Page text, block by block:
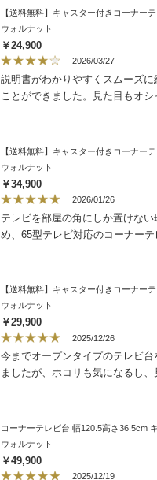
すが、ビデオなどの配線は繋ぎ易
だ、引き出しがある分、棚が１つ
で、コの字棚を入れて2段にし、
ケーブルテレビ受信機、HDDを入
私は引き出しよりも棚がある物が
す。あと、テレビが55型なら棚の
良いと思いますが、50型テレビだ
は、工夫次第だと思うので、割
高級感もあり、部屋に納まり、大
ウォルナット
￥24,900
2026/03/27
説明書がわかりやすくスムーズに
ことができました。見た目もオシ
スターも見えないようになって
ウォルナット
￥34,900
2026/01/26
テレビを部屋の角にしか置けない
め、65型テレビ対応のコーナーテ
していました。大型テレビ対応
ていたところ、こちらの商品を
た。とてもいい買い物ができたと
【デザイン】幅はちゃんとあるの
場所を取らず、角のスペースを活
きりと配置できます。画像の第一
チュラルに惹かれたのですが、部
などを踏まえウォルナットにしま
のがとても便利です。想像以上に
要らず簡単で、テレビ台の裏のス
除がしやすくなりました。キャス
ウォルナット
￥29,900
2025/12/26
今までオープンタイプのテレビ台
ましたが、ホコリも気になるし、
ちゃごちゃした感じでしたが、
た。家具屋さんも何軒か見学しま
大きさはどこにもありませんでし
満足しています。
ウォルナット
￥49,900
2025/12/19